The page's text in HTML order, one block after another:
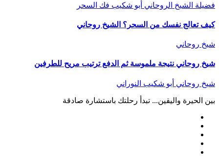
فضيلة الشيخ الروحاني أبو شكيب فك السحر
كيف تعالج نفسك من السحر؟ الشيخ روحاني
شيخ روحاني
شيخ روحاني نتيجة ملموسة ثم الدفع ترتيب مريح للطرفين
شيخ روحاني أبو شكيب النوراني
بين الحيرة واليقين... تبدأ رحلتك باستشارة صادقة